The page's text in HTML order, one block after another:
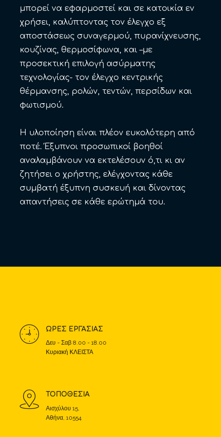
μπορεί να εφαρμοστεί και σε κατοικία εν
χρήσει, καλύπτοντας τον έλεγχο εξ
αποστάσεως συναγερμού, πυρανίχνευσης,
κουζίνας, θερμοσίφωνα, και –με
προσεκτική επιλογή ασύρματης
τεχνολογίας- τον έλεγχο κεντρικής
θέρμανσης, ρολών, τεντών, περσίδων και
φωτισμού.
Η υλοποίηση είναι πλέον ευκολότερη από
ποτέ. Έξυπνοι προσωπικοί βοηθοί
αναλαμβάνουν να εκτελέσουν ό,τι κι αν
ζητήσει ο χρήστης, ελέγχοντας κάθε
συμβατή έξυπνη συσκευή και δίνοντας
απαντήσεις σε κάθε ερώτημά του.
ΩΡΕΣ ΕΡΓΑΣΙΑΣ
Δευ - Σαβ 8.00 - 18.00
Κυριακή ΚΛΕΙΣΤΑ
ΤΟΠΟΘΕΣΙΑ
Αισχύλου 15,
Αθήνα, 10554